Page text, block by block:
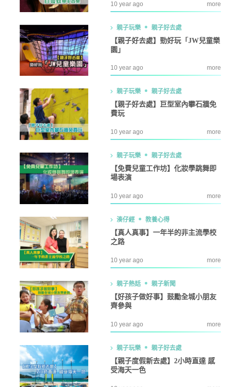
10 year ago more
親子玩樂 親子好去處
【親子好去處】勁好玩「JW兒童樂
園」
10 year ago more
親子玩樂 親子好去處
【親子好去處】巨型室內攀石牆免
費玩
10 year ago more
親子玩樂 親子好去處
【免費兒童工作坊】化妝學跳舞即
場表演
10 year ago more
湊仔經 教養心得
【真人真事】一年半的非主流學校
之路
10 year ago more
親子熱話 親子新聞
【好孩子做好事】鼓勵全城小朋友
齊參與
10 year ago more
親子玩樂 親子好去處
【親子度假新去處】2小時直達 感
受海天一色